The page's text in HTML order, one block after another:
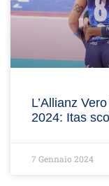
L’Allianz
2024: Itas
7 Gennaio 2024